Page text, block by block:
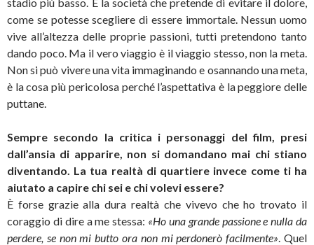
come se potesse scegliere di essere immortale. Nessun uomo
vive all’altezza delle proprie passioni, tutti pretendono tanto
dando poco. Ma il vero viaggio è il viaggio stesso, non la meta.
Non si può vivere una vita immaginando e osannando una meta,
è la cosa più pericolosa perché l’aspettativa è la peggiore delle
puttane.
Sempre secondo la critica i personaggi del film, presi
dall’ansia di apparire, non si domandano mai chi stiano
diventando. La tua realtà di quartiere invece come ti ha
aiutato a capire chi sei e chi volevi essere?
È forse grazie alla dura realtà che vivevo che ho trovato il
coraggio di dire a me stessa: «Ho una grande passione e nulla da
perdere, se non mi butto ora non mi perdonerò facilmente» . Quel